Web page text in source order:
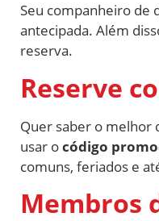
Seu companheiro de
antecipada. Além
reserva.
Reserve
Quer saber o melhor
usar ocódigo
comuns, feriados e
Membros